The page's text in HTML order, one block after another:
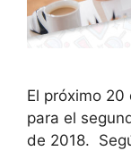
El próximo
para el
de 2018.